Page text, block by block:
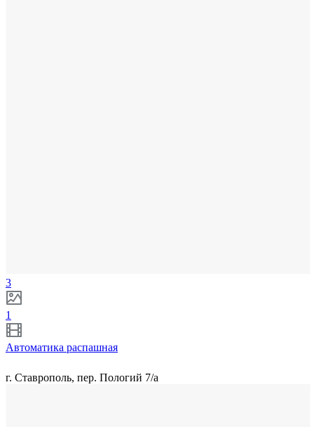
3
1
Автоматика распашная
г. Ставрополь, пер. Пологий 7/а